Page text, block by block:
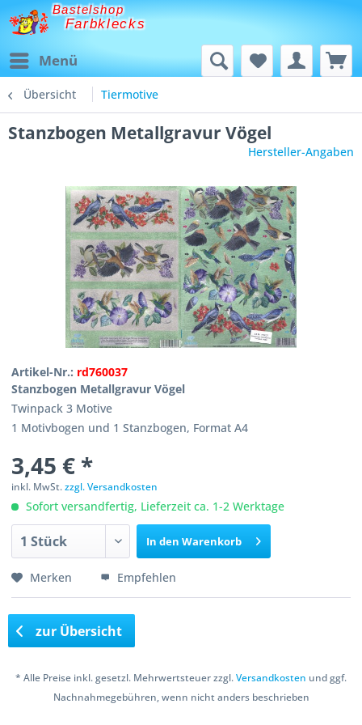
Bastelshop
Farbklecks
Menü
Übersicht Tiermotive
Stanzbogen Metallgravur Vögel
Hersteller-Angaben
Artikel-Nr.: rd760037
Stanzbogen Metallgravur Vögel
Twinpack 3 Motive
1 Motivbogen und 1 Stanzbogen, Format A4
3,45 € *
inkl. MwSt.zzgl. Versandkosten
Sofort versandfertig, Lieferzeit ca. 1-2 Werktage
In den Warenkorb
Merken Empfehlen
zur Übersicht
* Alle Preise inkl. gesetzl. Mehrwertsteuer zzgl.Versandkosten und ggf.
Nachnahmegebühren, wenn nicht anders beschrieben